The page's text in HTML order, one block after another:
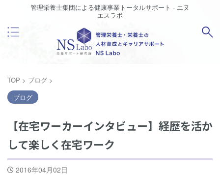
管理栄養士集団による健康事業トータルサポート - エヌ
エスラボ
TOP > ブログ >
ブログ
【在宅ワーカーインタビュー】経歴を活か
して楽しく在宅ワーク
2016年04月02日